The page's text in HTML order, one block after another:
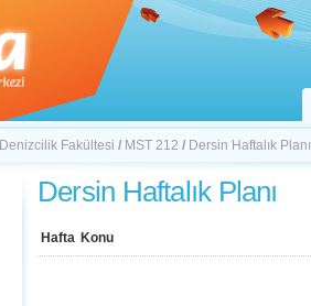
Denizcilik Fakültesi / MST 212 / Dersin Haftalık Planı
Dersin Haftalık Planı
Hafta Konu